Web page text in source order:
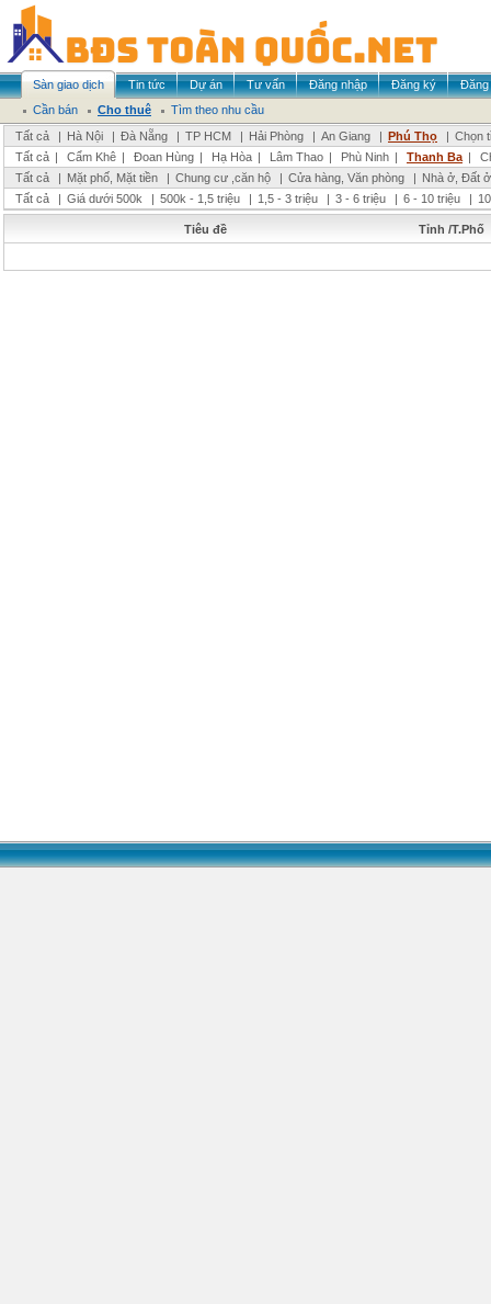
Sàn giao dịch Tin tức Dự án Tư vấn Đăng nhập Đăng ký
Đăng
Cần bán
Cho thuê
Tìm theo nhu cầu
Tất cả
| Hà Nội | Đà Nẵng | TP HCM | Hải Phòng | An Giang | Phú Thọ | Chọn
Tất cả | Cẩm Khê | Đoan Hùng | Hạ Hòa | Lâm Thao | Phù Ninh | Thanh Ba |
Tất cả
| Mặt phố, Mặt tiền | Chung cư ,căn hộ | Cửa hàng, Văn phòng | Nhà ở, Đất ở
Tất cả
| Giá dưới 500k | 500k - 1,5 triệu | 1,5 - 3 triệu | 3 - 6 triệu | 6 - 10 triệu |
Tiêu đề Tỉnh /T.Phố